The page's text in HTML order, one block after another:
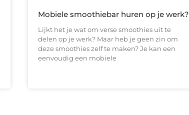
Mobiele smoothiebar huren op je werk?
Lijkt het je wat om verse smoothies uit te
delen op je werk? Maar heb je geen zin om
deze smoothies zelf te maken? Je kan een
eenvoudig een mobiele